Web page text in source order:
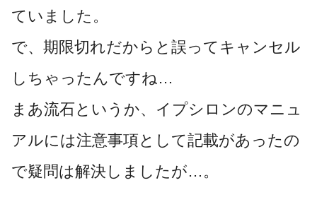
ていました。
で、期限切れだからと誤ってキャンセル
しちゃったんですね…
まあ流石というか、イプシロンのマニュ
アルには注意事項として記載があったの
で疑問は解決しましたが…。